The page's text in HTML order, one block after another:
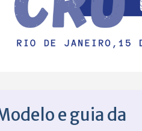
e guia da